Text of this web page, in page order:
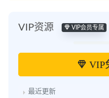
VIP资源 VIP会员专属
VIP
最近更新